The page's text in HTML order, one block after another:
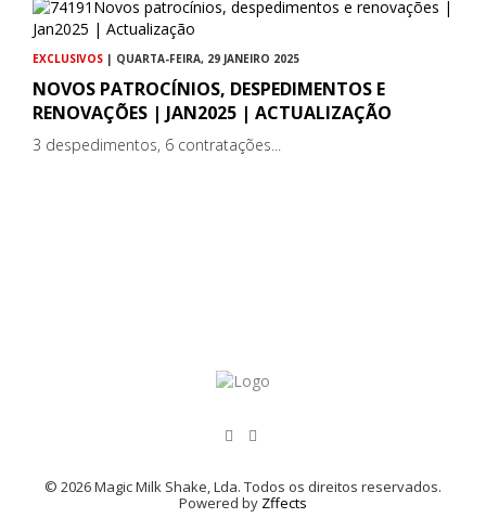
EXCLUSIVOS | QUARTA-FEIRA, 29 JANEIRO 2025
NOVOS PATROCÍNIOS, DESPEDIMENTOS E
RENOVAÇÕES | JAN2025 | ACTUALIZAÇÃO
3 despedimentos, 6 contratações...
© 2026 Magic Milk Shake, Lda. Todos os direitos reservados.
Powered by Zffects